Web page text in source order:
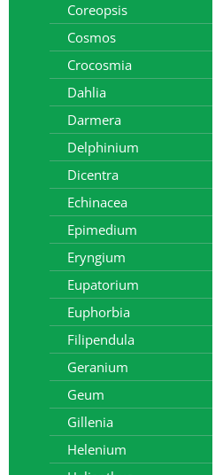
Coreopsis
Cosmos
Crocosmia
Dahlia
Darmera
Delphinium
Dicentra
Echinacea
Epimedium
Eryngium
Eupatorium
Euphorbia
Filipendula
Geranium
Geum
Gillenia
Helenium